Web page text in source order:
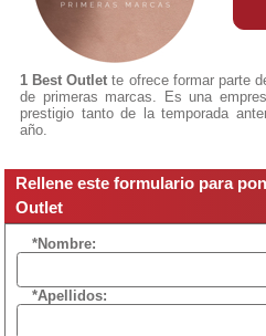
1 Best Outlet te ofrece formar parte
de primeras marcas. Es una
prestigio tanto de la temporada
año.
Rellene este formulario para
Outlet
*Nombre:
*Apellidos: